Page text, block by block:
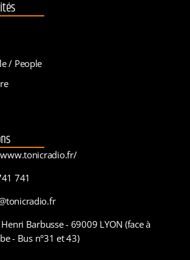
/ People
741
Henri Barbusse - 69009 LYON (face à
- Bus n°31 et 43)